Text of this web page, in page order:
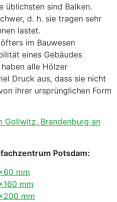
üblichsten sind Balken.
d. h. sie tragen sehr
lastet.
im Bauwesen
eines Gebäudes
alle Hölzer
Druck aus, dass sie nicht
ihrer ursprünglichen Form
Gollwitz, Brandenburg an
Potsdam:
mm
mm
mm